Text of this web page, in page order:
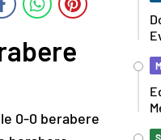
0-0 berabere